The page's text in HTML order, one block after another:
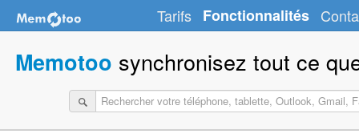
Tarifs Fonctionnalités
Memotoo synchronisez tout ce